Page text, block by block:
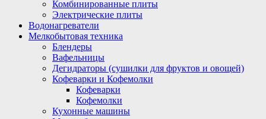
Комбинированные плиты
Электрические плиты
Водонагреватели
Мелкобытовая техника
Блендеры
Вафельницы
Дегидраторы (сушилки для фруктов и овощей)
Кофеварки и Кофемолки
Кофеварки
Кофемолки
Кухонные машины